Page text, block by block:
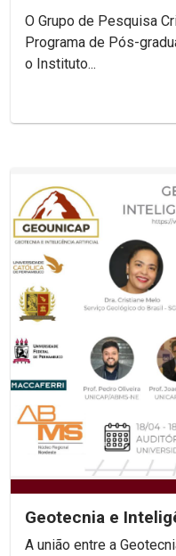
O Grupo de Pesquisa
Programa de Pós-
o Instituto...
Geotecnia e
A união entre a